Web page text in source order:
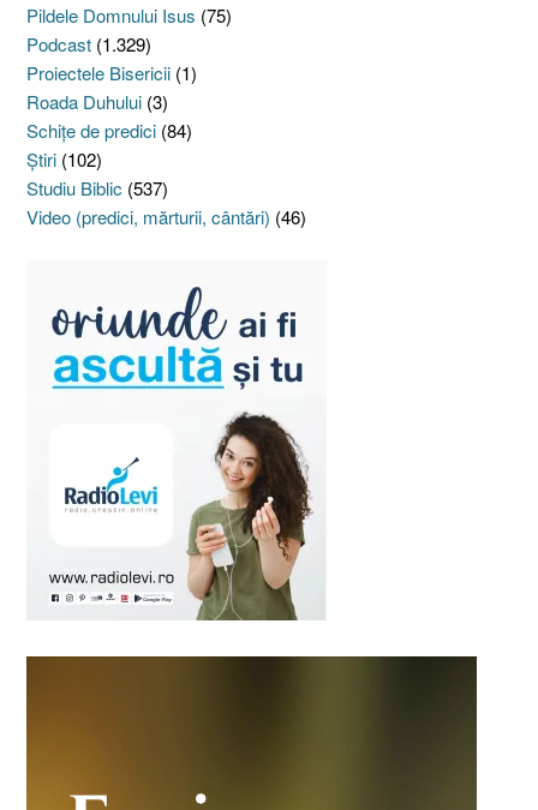
Pildele Domnului Isus (75)
Podcast (1.329)
Proiectele Bisericii (1)
Roada Duhului (3)
Schiţe de predici (84)
Ştiri (102)
Studiu Biblic (537)
Video (predici, mărturii, cântări) (46)